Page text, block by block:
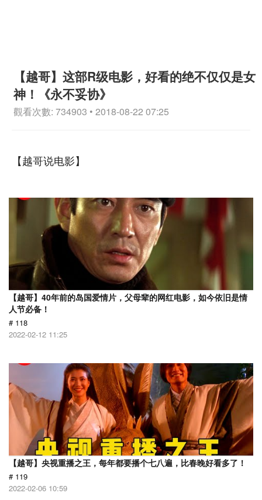
【越哥】这部R级电影，好看的绝不仅仅是女
神！《永不妥协》
觀看次數: 734903 • 2018-08-22 07:25
【越哥说电影】
【越哥】40年前的岛国爱情片，父母辈的网红电影，如今依旧是情
人节必备！
# 118
2022-02-12 11:25
【越哥】央视重播之王，每年都要播个七八遍，比春晚好看多了！
# 119
2022-02-06 10:59